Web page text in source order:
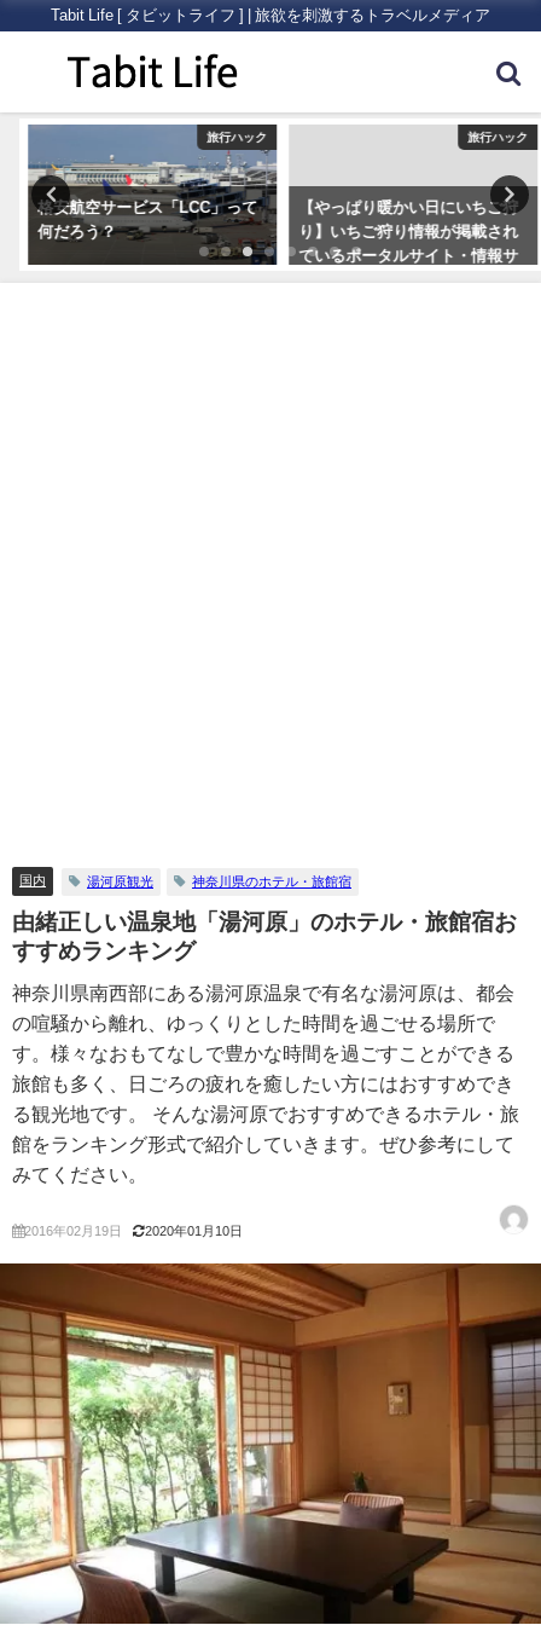
Tabit Life [ タビットライフ ] | 旅欲を刺激するトラベルメディア
旅行ハック
格安航空サービス「LCC」って
何だろう？
旅行ハック
【やっぱり暖かい日にいちご狩
り】いちご狩り情報が掲載され
ているポータルサイト・情報サ
イトまとめ5つ
国内 湯河原観光 神奈川県のホテル・旅館宿
由緒正しい温泉地「湯河原」のホテル・旅館宿お
すすめランキング
神奈川県南西部にある湯河原温泉で有名な湯河原は、都会
の喧騒から離れ、ゆっくりとした時間を過ごせる場所で
す。様々なおもてなしで豊かな時間を過ごすことができる
旅館も多く、日ごろの疲れを癒したい方にはおすすめでき
る観光地です。 そんな湯河原でおすすめできるホテル・旅
館をランキング形式で紹介していきます。ぜひ参考にして
みてください。
2016年02月19日 2020年01月10日